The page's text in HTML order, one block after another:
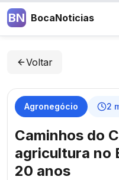
BN BocaNoticias
Voltar
Agronegócio 2
Caminhos do
agricultura no
20 anos